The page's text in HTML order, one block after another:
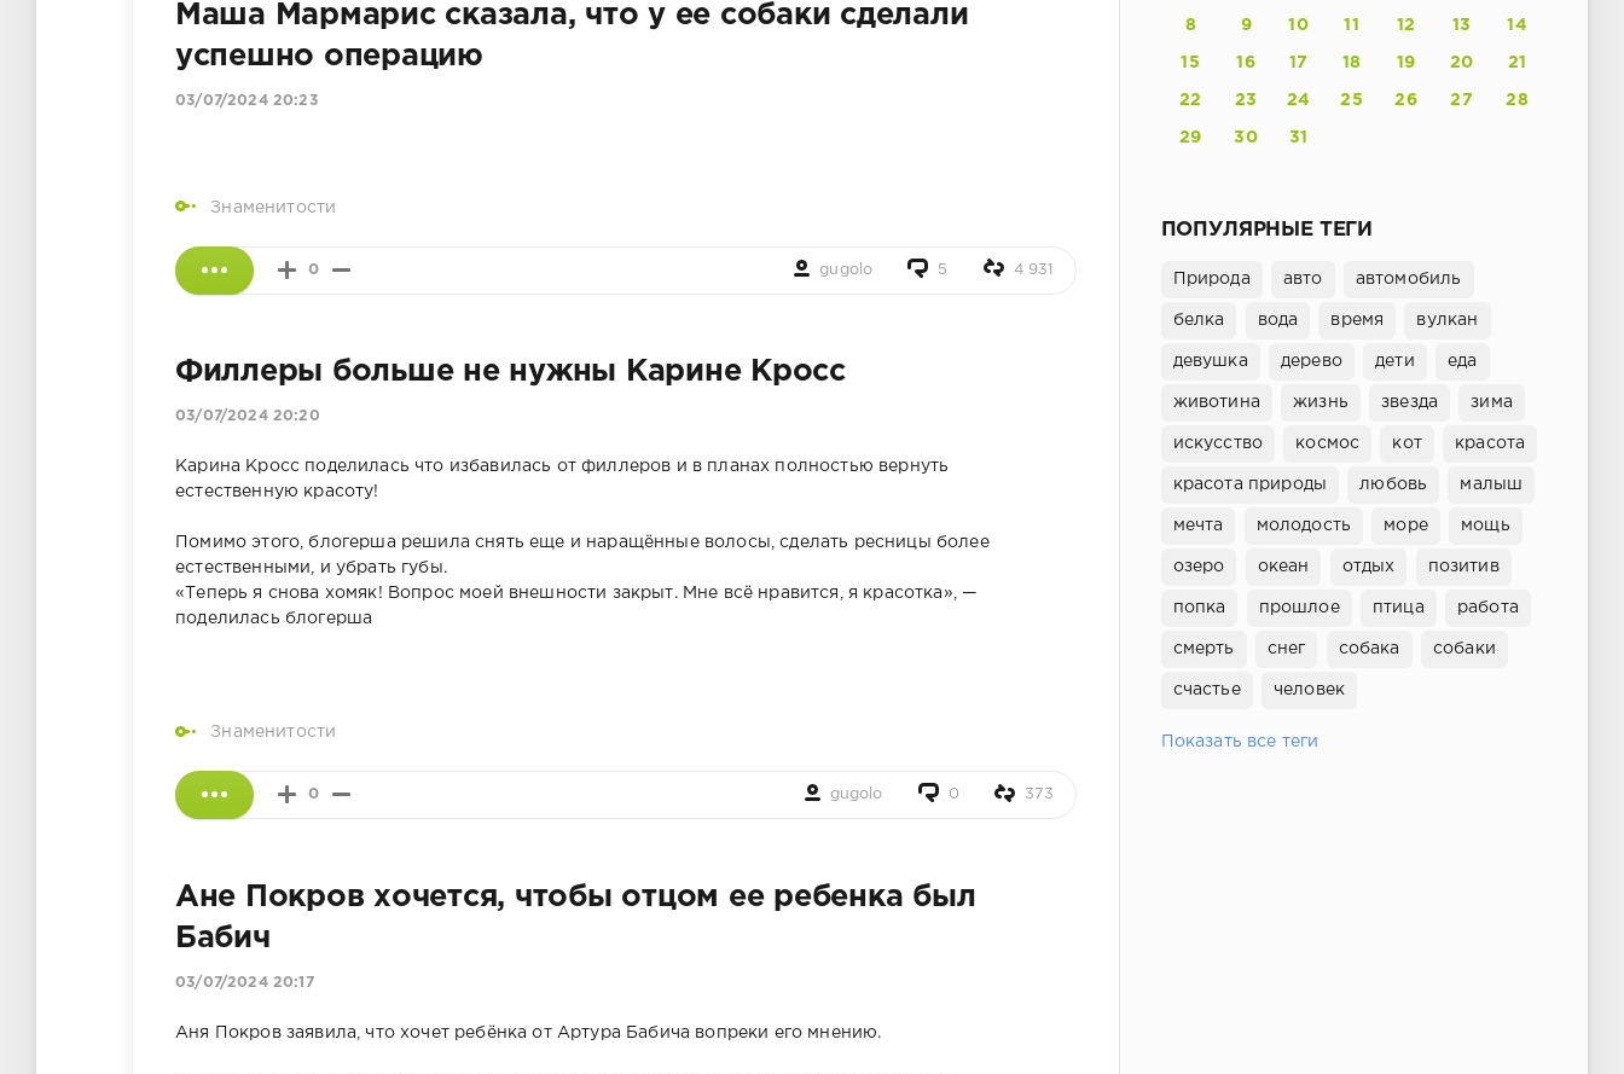
Маша Мармарис сказала, что у ее собаки сделали
успешно операцию
03/07/2024 20:23
Знаменитости
0 gugolo 5 4 931
Филлеры больше не нужны Карине Кросс
03/07/2024 20:20
Карина Кросс поделилась что избавилась от филлеров и в планах полностью вернуть
естественную красоту!
Помимо этого, блогерша решила снять еще и наращённые волосы, сделать ресницы более
естественными, и убрать губы.
«Теперь я снова хомяк! Вопрос моей внешности закрыт. Мне всё нравится, я красотка», —
поделилась блогерша
Знаменитости
0 gugolo 0 373
Ане Покров хочется, чтобы отцом ее ребенка был
Бабич
03/07/2024 20:17
Аня Покров заявила, что хочет ребёнка от Артура Бабича вопреки его мнению.
8 9 10 11 12 13 14
15 16 17 18 19 20 21
22 23 24 25 26 27 28
29 30 31
ПОПУЛЯРНЫЕ ТЕГИ
Природа авто автомобиль
белка вода время вулкан
девушка дерево дети еда
животина жизнь звезда зима
искусство космос кот красота
красота природы любовь малыш
мечта молодость море мощь
озеро океан отдых позитив
попка прошлое птица работа
смерть снег собака собаки
счастье человек
Показать все теги